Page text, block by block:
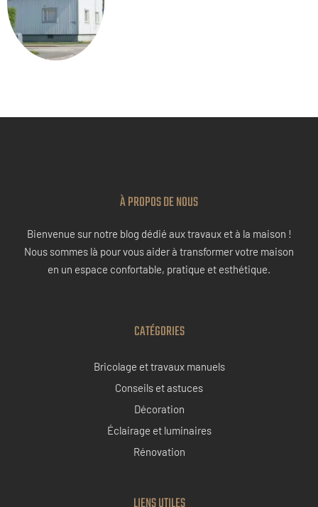
À PROPOS DE NOUS
Bienvenue sur notre blog dédié aux travaux et à la maison !
Nous sommes là pour vous aider à transformer votre maison
en un espace confortable, pratique et esthétique.
CATÉGORIES
Bricolage et travaux manuels
Conseils et astuces
Décoration
Éclairage et luminaires
Rénovation